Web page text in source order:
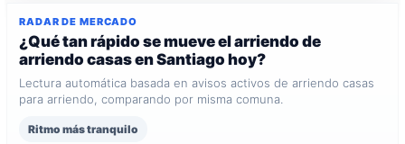
RADAR DE MERCADO
¿Qué tan rápido se mueve el arriendo de
arriendo casas en Santiago hoy?
Lectura automática basada en avisos activos de arriendo casas
para arriendo, comparando por misma comuna.
Ritmo más tranquilo